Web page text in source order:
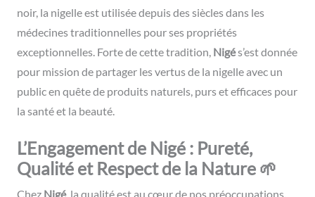
noir, la nigelle est utilisée depuis des siècles dans les
médecines traditionnelles pour ses propriétés
exceptionnelles. Forte de cette tradition, Nigés’est donnée
pour mission de partager les vertus de la nigelle avec un
public en quête de produits naturels, purs et efficaces pour
la santé et la beauté.
L’Engagement de Nigé : Pureté,
Qualité et Respect de la Nature 🌱
Chez Nigé, la qualité est au cœur de nos préoccupations.